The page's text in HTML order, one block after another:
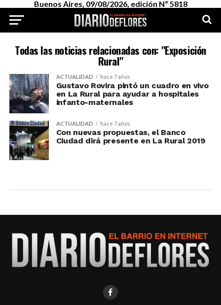
Buenos Aires, 09/08/2026, edición Nº 5818
Todas las noticias relacionadas con: "Exposición
Rural"
ACTUALIDAD hace 7 años
Gustavo Rovira pintó un cuadro en vivo
en La Rural para ayudar a hospitales
infanto-maternales
ACTUALIDAD hace 7 años
Con nuevas propuestas, el Banco
Ciudad dirá presente en La Rural 2019